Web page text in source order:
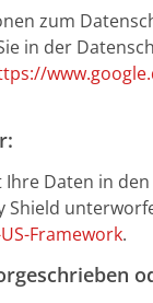
zum
in der
Daten in
Shield
Framework.